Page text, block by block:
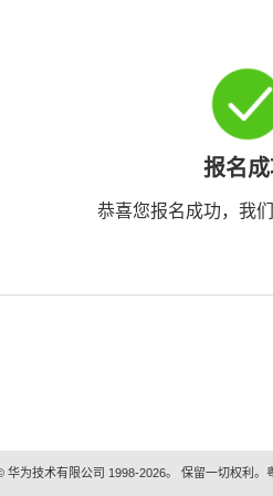
报名
恭喜您报名成功，我
华为技术有限公司 1998-2026。 保留一切权利。